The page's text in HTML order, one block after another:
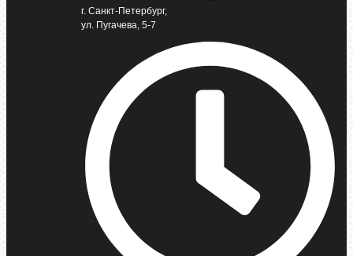
г. Санкт-Петербург,
ул. Пугачева, 5-7